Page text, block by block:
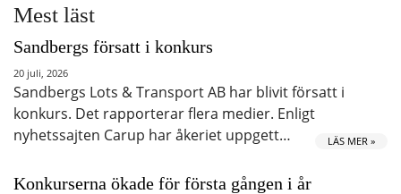
Mest läst
Sandbergs försatt i konkurs
20 juli, 2026
Sandbergs Lots & Transport AB har blivit försatt i
konkurs. Det rapporterar flera medier. Enligt
nyhetssajten Carup har åkeriet uppgett…
LÄS MER »
Konkurserna ökade för första gången i år